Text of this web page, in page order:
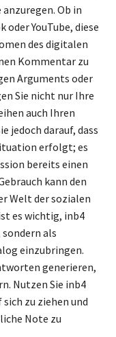
Ob in
YouTube, diese
des digitalen
Kommentar zu
Arguments oder
Sie nicht nur Ihre
auch Ihren
jedoch darauf, dass
erfolgt; es
bereits einen
kann den
Welt der sozialen
es wichtig, inb4
als
einzubringen.
generieren,
Nutzen Sie inb4
zu ziehen und
Note zu